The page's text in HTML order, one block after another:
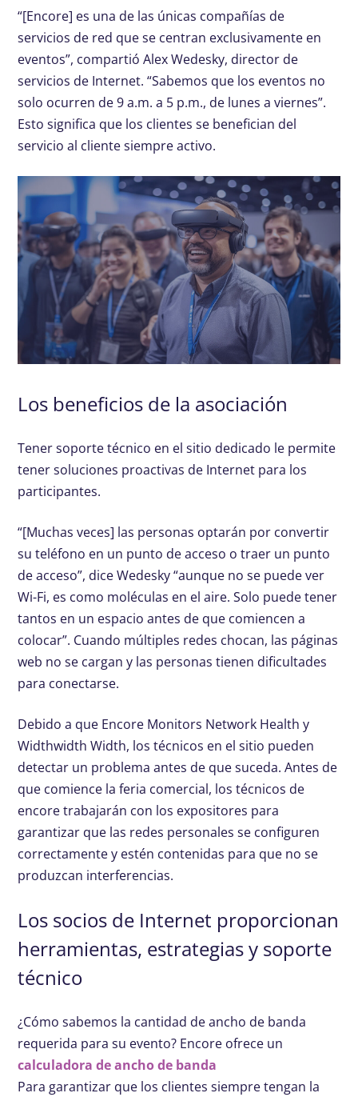
“[Encore] es una de las únicas compañías de
servicios de red que se centran exclusivamente en
eventos”, compartió Alex Wedesky, director de
servicios de Internet. “Sabemos que los eventos no
solo ocurren de 9 a.m. a 5 p.m., de lunes a viernes”.
Esto significa que los clientes se benefician del
servicio al cliente siempre activo.
Los beneficios de la asociación
Tener soporte técnico en el sitio dedicado le permite
tener soluciones proactivas de Internet para los
participantes.
“[Muchas veces] las personas optarán por convertir
su teléfono en un punto de acceso o traer un punto
de acceso”, dice Wedesky “aunque no se puede ver
Wi-Fi, es como moléculas en el aire. Solo puede tener
tantos en un espacio antes de que comiencen a
colocar”. Cuando múltiples redes chocan, las páginas
web no se cargan y las personas tienen dificultades
para conectarse.
Debido a que Encore Monitors Network Health y
Widthwidth Width, los técnicos en el sitio pueden
detectar un problema antes de que suceda. Antes de
que comience la feria comercial, los técnicos de
encore trabajarán con los expositores para
garantizar que las redes personales se configuren
correctamente y estén contenidas para que no se
produzcan interferencias.
Los socios de Internet proporcionan
herramientas, estrategias y soporte
técnico
¿Cómo sabemos la cantidad de ancho de banda
requerida para su evento? Encore ofrece un
calculadora de ancho de banda
Para garantizar que los clientes siempre tengan la